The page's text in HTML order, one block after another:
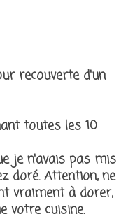
recouverte d'un
toutes les 10
je n'avais pas mis
doré. Attention, ne
vraiment à dorer,
votre cuisine.